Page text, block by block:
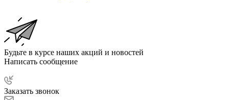
Будьте в курсе наших акций и новостей
Написать сообщение
Заказать звонок